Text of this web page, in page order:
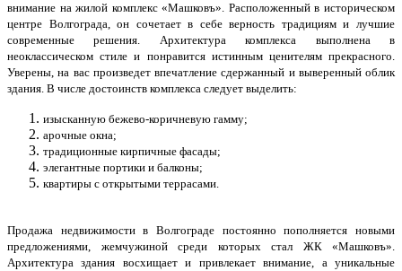
внимание на жилой комплекс «Машковъ». Расположенный в историческом
центре Волгограда, он сочетает в себе верность традициям и лучшие
современные решения. Архитектура комплекса выполнена в
неоклассическом стиле и понравится истинным ценителям прекрасного.
Уверены, на вас произведет впечатление сдержанный и выверенный облик
здания. В числе достоинств комплекса следует выделить:
изысканную бежево-коричневую гамму;
арочные окна;
традиционные кирпичные фасады;
элегантные портики и балконы;
квартиры с открытыми террасами.
Продажа недвижимости в Волгограде постоянно пополняется новыми
предложениями, жемчужиной среди которых стал ЖК «Машковъ».
Архитектура здания восхищает и привлекает внимание, а уникальные